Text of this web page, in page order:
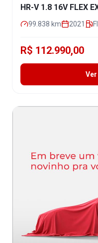
HR-V 1.8 16V FLEX
99.838 km 2021
R$ 112.990,00